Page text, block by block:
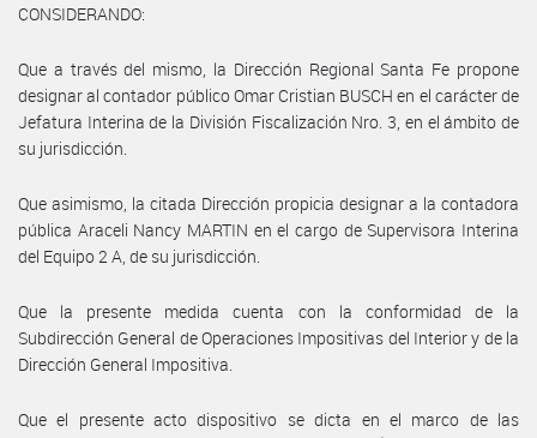
CONSIDERANDO:
Que a través del mismo, la Dirección Regional Santa Fe propone
designar al contador público Omar Cristian BUSCH en el carácter de
Jefatura Interina de la División Fiscalización Nro. 3, en el ámbito de
su jurisdicción.
Que asimismo, la citada Dirección propicia designar a la contadora
pública Araceli Nancy MARTIN en el cargo de Supervisora Interina
del Equipo 2 A, de su jurisdicción.
Que la presente medida cuenta con la conformidad de la
Subdirección General de Operaciones Impositivas del Interior y de la
Dirección General Impositiva.
Que el presente acto dispositivo se dicta en el marco de las